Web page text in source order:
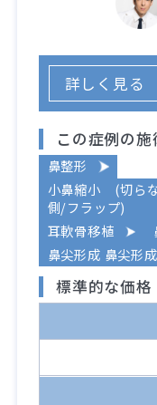
詳しく見る
この症例の施
鼻整形
小鼻縮小 (切ら
側/フラップ)
耳軟骨移植
鼻尖形成 鼻尖形
標準的な価格